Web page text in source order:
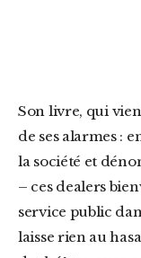
Son livre, qui vient de paraître, est une compilation
de ses alarmes :
la société et
– ces dealers
service public
laisse rien au